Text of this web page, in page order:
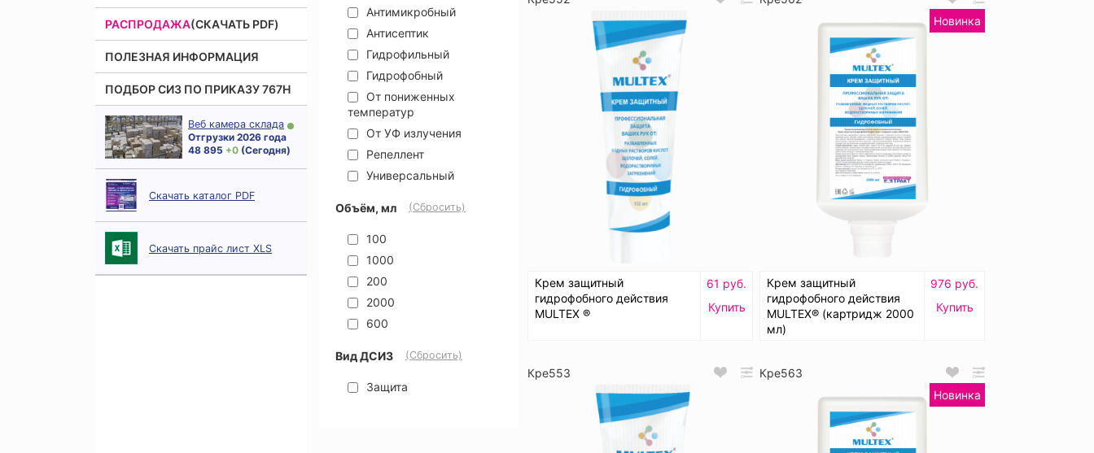
РАСПРОДАЖА(СКАЧАТЬ PDF)
ПОЛЕЗНАЯ ИНФОРМАЦИЯ
ПОДБОР СИЗ ПО ПРИКАЗУ 767Н
Веб камера склада
Отгрузки 2026 года
48 895 + 0 (Сегодня)
Скачать каталог PDF
Скачать прайс лист XLS
Антимикробный
Антисептик
Гидрофильный
Гидрофобный
От пониженных
температур
От УФ излучения
Репеллент
Универсальный
Объём, мл (Сбросить)
100
1000
200
2000
600
Вид ДСИЗ (Сбросить)
Защита
Крем защитный
гидрофобного действия
MULTEX ®
61 руб.
Купить
Новинка
Крем защитный
гидрофобного действия
MULTEX® (картридж 2000
мл)
976 руб.
Купить
Кре553
Кре563
Новинка